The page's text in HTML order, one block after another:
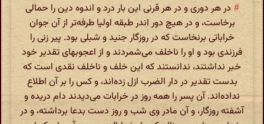
# در هر دوری و در هر قرنی این بار درد و اندوه دین را حمالی
برخاست، و در هیچ دور اندر طبقه اولیا طرفه‌تر از آن جوان
خراباتی برنخاست که در روزگار جنید و شبلی بود. پیر زنی را
فرزندی بود و او را ناخلف می‌شمردند و از اعجوبهای تقدیر خود
خبر نداشتند، ندانستند که این خلف و ناخلف نقدی است که
بدست تقدیر در دار الضرب ازل زده‌اند، و کس را بر آن اطلاع
نداده‌اند. آن پسر را همه روز در خرابات می‌دیدند دام دریده و
آشفته روزگار، و آن مادر وی شب و روز دست بدعا برداشته، و در